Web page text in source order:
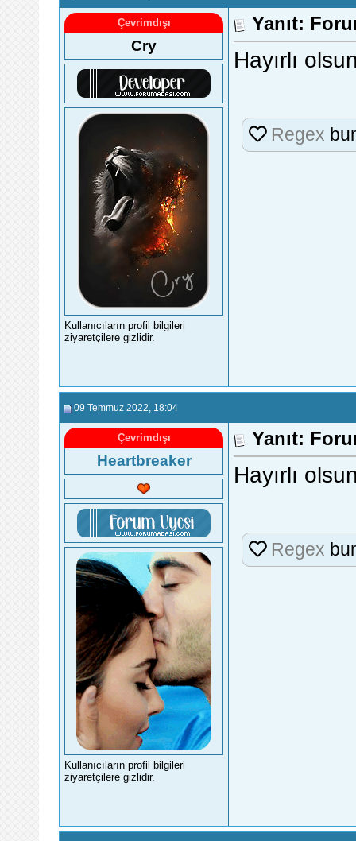
Çevrimdışı
Cry
Kullanıcıların profil bilgileri
ziyaretçilere gizlidir.
Yanıt:
Hayırlı
Regex
09 Temmuz 2022 , 18:04
Çevrimdışı
Heartbreaker
Kullanıcıların profil bilgileri
ziyaretçilere gizlidir.
Yanıt:
Hayırlı
Regex